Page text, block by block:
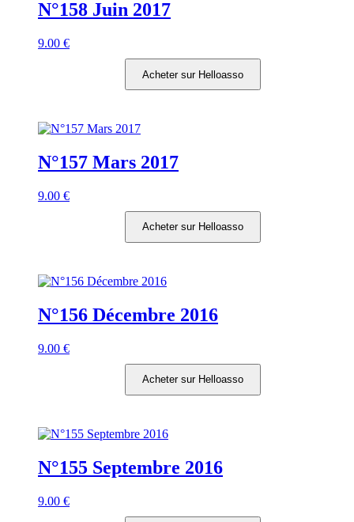
N°158 Juin 2017
9.00 €
Acheter sur Helloasso
N°157 Mars 2017
9.00 €
Acheter sur Helloasso
N°156 Décembre 2016
9.00 €
Acheter sur Helloasso
N°155 Septembre 2016
9.00 €